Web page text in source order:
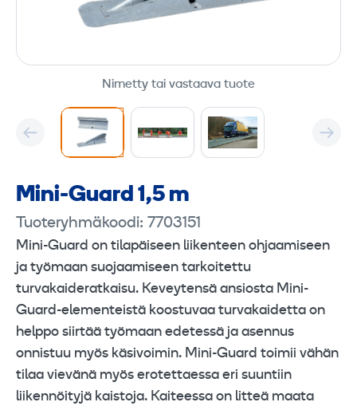
Nimetty tai vastaava tuote
Mini-Guard 1,5 m
Tuoteryhmäkoodi: 7703151
Mini-Guard on tilapäiseen liikenteen ohjaamiseen
ja työmaan suojaamiseen tarkoitettu
turvakaideratkaisu. Keveytensä ansiosta Mini-
Guard-elementeistä koostuvaa turvakaidetta on
helppo siirtää työmaan edetessä ja asennus
onnistuu myös käsivoimin. Mini-Guard toimii vähän
tilaa vievänä myös erotettaessa eri suuntiin
liikennöityjä kaistoja. Kaiteessa on litteä maata